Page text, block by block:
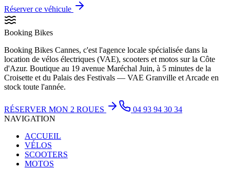
Réserver ce véhicule
Booking Bikes
Booking Bikes Cannes, c'est l'agence locale spécialisée dans la
location de vélos électriques (VAE), scooters et motos sur la Côte
d'Azur. Boutique au 19 avenue Maréchal Juin, à 5 minutes de la
Croisette et du Palais des Festivals — VAE Granville et Arcade en
stock toute l'année.
RÉSERVER MON 2 ROUES
04 93 94 30 34
NAVIGATION
ACCUEIL
VÉLOS
SCOOTERS
MOTOS